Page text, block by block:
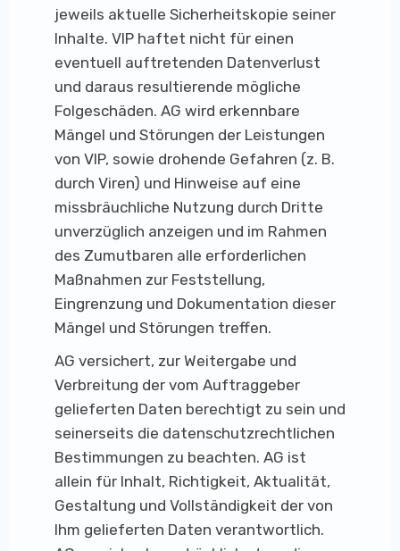
jeweils aktuelle Sicherheitskopie seiner
Inhalte. VIP haftet nicht für einen
eventuell auftretenden Datenverlust
und daraus resultierende mögliche
Folgeschäden. AG wird erkennbare
Mängel und Störungen der Leistungen
von VIP, sowie drohende Gefahren (z. B.
durch Viren) und Hinweise auf eine
missbräuchliche Nutzung durch Dritte
unverzüglich anzeigen und im Rahmen
des Zumutbaren alle erforderlichen
Maßnahmen zur Feststellung,
Eingrenzung und Dokumentation dieser
Mängel und Störungen treffen.
AG versichert, zur Weitergabe und
Verbreitung der vom Auftraggeber
gelieferten Daten berechtigt zu sein und
seinerseits die datenschutzrechtlichen
Bestimmungen zu beachten. AG ist
allein für Inhalt, Richtigkeit, Aktualität,
Gestaltung und Vollständigkeit der von
Ihm gelieferten Daten verantwortlich.